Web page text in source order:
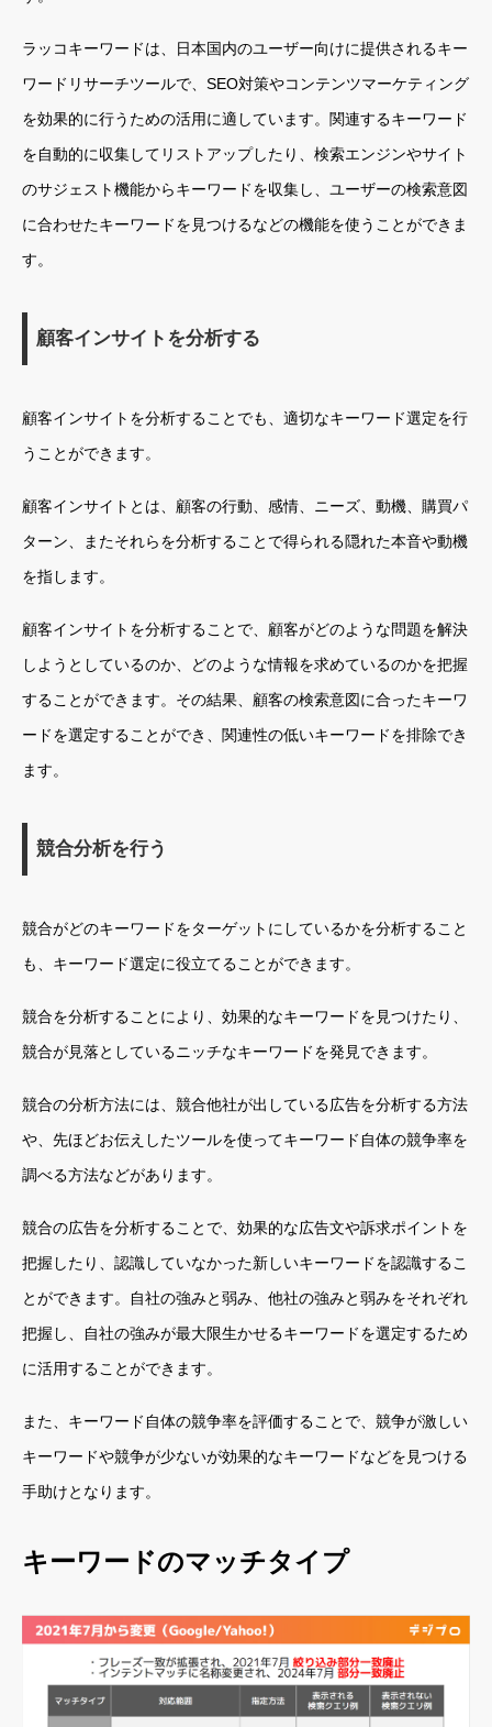
ラッコキーワードは、日本国内のユーザー向けに提供されるキー
ワードリサーチツールで、SEO対策やコンテンツマーケティング
を効果的に行うための活用に適しています。関連するキーワード
を自動的に収集してリストアップしたり、検索エンジンやサイト
のサジェスト機能からキーワードを収集し、ユーザーの検索意図
に合わせたキーワードを見つけるなどの機能を使うことができま
す。
顧客インサイトを分析する
顧客インサイトを分析することでも、適切なキーワード選定を行
うことができます。
顧客インサイトとは、顧客の行動、感情、ニーズ、動機、購買パ
ターン、またそれらを分析することで得られる隠れた本音や動機
を指します。
顧客インサイトを分析することで、顧客がどのような問題を解決
しようとしているのか、どのような情報を求めているのかを把握
することができます。その結果、顧客の検索意図に合ったキーワ
ードを選定することができ、関連性の低いキーワードを排除でき
ます。
競合分析を行う
競合がどのキーワードをターゲットにしているかを分析すること
も、キーワード選定に役立てることができます。
競合を分析することにより、効果的なキーワードを見つけたり、
競合が見落としているニッチなキーワードを発見できます。
競合の分析方法には、競合他社が出している広告を分析する方法
や、先ほどお伝えしたツールを使ってキーワード自体の競争率を
調べる方法などがあります。
競合の広告を分析することで、効果的な広告文や訴求ポイントを
把握したり、認識していなかった新しいキーワードを認識するこ
とができます。自社の強みと弱み、他社の強みと弱みをそれぞれ
把握し、自社の強みが最大限生かせるキーワードを選定するため
に活用することができます。
また、キーワード自体の競争率を評価することで、競争が激しい
キーワードや競争が少ないが効果的なキーワードなどを見つける
手助けとなります。
キーワードのマッチタイプ